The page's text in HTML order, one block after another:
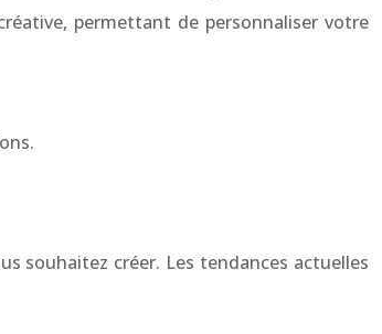
permettant de personnaliser votre
souhaitez créer. Les tendances actuelles